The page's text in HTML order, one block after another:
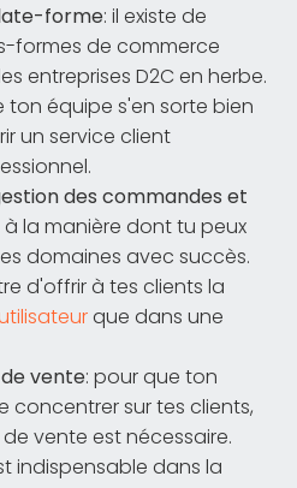
forme: il existe de
formes de commerce
entreprises D2C en herbe.
ton équipe s'en sorte bien
un service client
des commandes et
à la manière dont tu peux
domaines avec succès.
d'offrir à tes clients la
que dans une
vente: pour que ton
concentrer sur tes clients,
vente est nécessaire.
indispensable dans la